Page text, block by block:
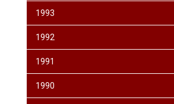
1993
1992
1991
1990